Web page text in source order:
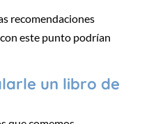
recomendaciones
este punto podrían
un libro de